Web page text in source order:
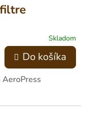
Skladom
Do košíka